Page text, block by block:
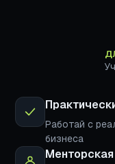
Работай с
бизнеса